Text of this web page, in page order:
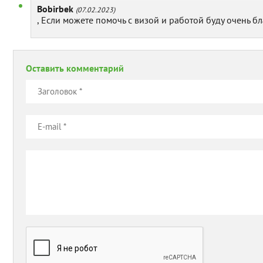
Bobirbek (07.02.2023)
, Если можете помочь с визой и работой буду очень
Оставить комментарий